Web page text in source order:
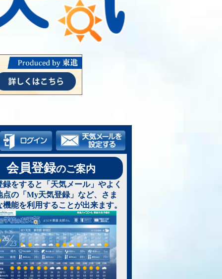
会員登録のご案内
録をすると「天気メール」やよく
点の「My天気登録」など、さま
機能を利用することが出来ます。